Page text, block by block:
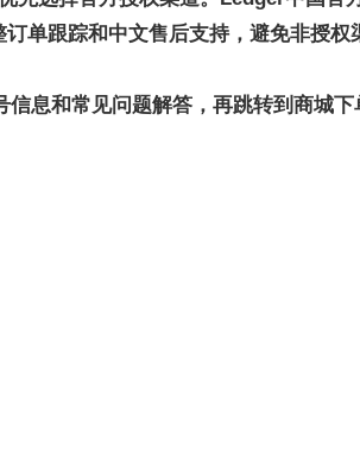
单跟踪和中文售后支持，避免非授权
息和常见问题解答，再跳转到商城